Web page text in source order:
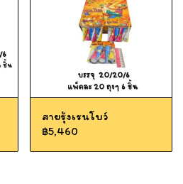
สายรุ้งเรนโบว์
฿5,460